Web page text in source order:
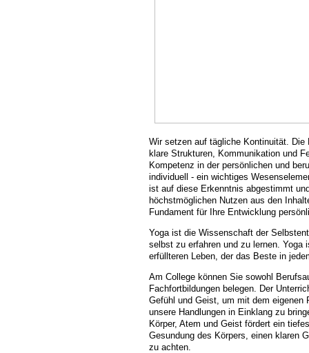
Wir setzen auf tägliche Kontinuität. Die
klare Strukturen, Kommunikation und
Kompetenz in der persönlichen und
individuell - ein wichtiges
ist auf diese Erkenntnis abgestimmt
höchstmöglichen Nutzen aus den
Fundament für Ihre Entwicklung
Yoga ist die Wissenschaft der
selbst zu erfahren und zu lernen. Yoga
erfüllteren Leben, der das Beste in
Am College können Sie sowohl
Fachfortbildungen belegen. Der
Gefühl und Geist, um mit dem eigenen
unsere Handlungen in Einklang zu
Körper, Atem und Geist fördert ein
Gesundung des Körpers, einen klaren
zu achten.